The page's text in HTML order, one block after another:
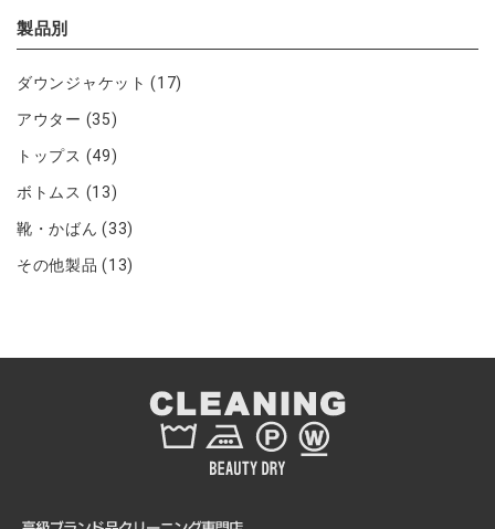
製品別
ダウンジャケット (17)
アウター (35)
トップス (49)
ボトムス (13)
靴・かばん (33)
その他製品 (13)